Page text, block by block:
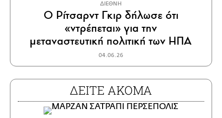
ΔΙΕΘΝΗ
Ο Ρίτσαρντ Γκιρ δήλωσε ότι
«ντρέπεται» για την
μεταναστευτική πολιτική των ΗΠΑ
04.06.26
ΔΕΙΤΕ ΑΚΟΜΑ